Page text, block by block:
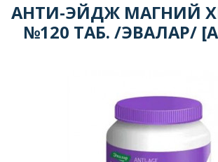
АНТИ-ЭЙДЖ МАГНИЙ
№120 ТАБ. /ЭВАЛАР/